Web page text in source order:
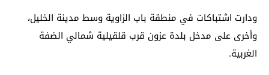
ودارت اشتباكات في منطقة باب الزاوية وسط مدينة الخليل،
وأخرى على مدخل بلدة عزون قرب قلقيلية شمالي الضفة
الغربية.